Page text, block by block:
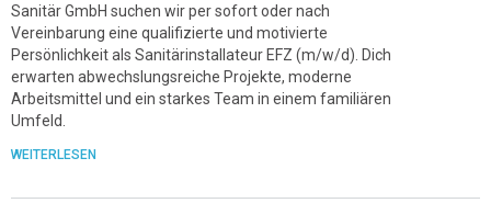
Sanitär GmbH suchen wir per sofort oder nach
Vereinbarung eine qualifizierte und motivierte
Persönlichkeit als Sanitärinstallateur EFZ (m/w/d). Dich
erwarten abwechslungsreiche Projekte, moderne
Arbeitsmittel und ein starkes Team in einem familiären
Umfeld.
WEITERLESEN